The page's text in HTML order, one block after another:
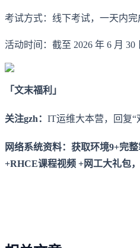
考试方式：线下考试，一天内完
活动时间：截至 2026 年 6 月 30
「文末福利」
关注gzh： IT运维大本营，回复“
网络系统资料：获取环境9+完
+RHCE课程视频 +网工大礼包，